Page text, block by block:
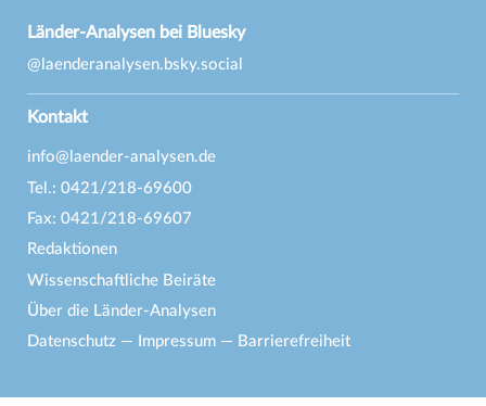
Länder-Analysen bei Bluesky
@laenderanalysen.bsky.social
Kontakt
info@laender-analysen.de
Tel.: 0421/218-69600
Fax: 0421/218-69607
Redaktionen
Wissenschaftliche Beiräte
Über die Länder-Analysen
Datenschutz— Impressum— Barrierefreiheit